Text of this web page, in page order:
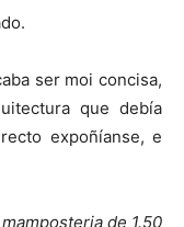
ser moi concisa,
que debía
expoñíanse, e
de 1.50